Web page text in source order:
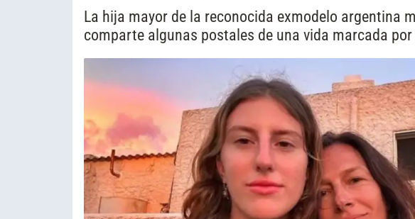
La hija mayor de la reconocida exmodelo argentina
comparte algunas postales de una vida marcada